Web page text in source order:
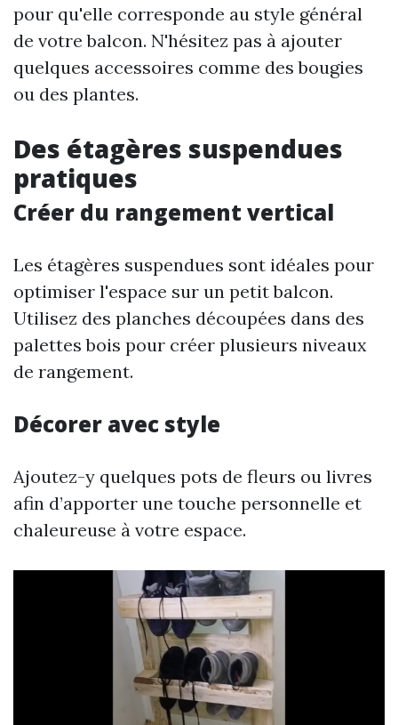
pour qu'elle corresponde au style général
de votre balcon. N'hésitez pas à ajouter
quelques accessoires comme des bougies
ou des plantes.
Des étagères suspendues
pratiques
Créer du rangement vertical
Les étagères suspendues sont idéales pour
optimiser l'espace sur un petit balcon.
Utilisez des planches découpées dans des
palettes bois pour créer plusieurs niveaux
de rangement.
Décorer avec style
Ajoutez-y quelques pots de fleurs ou livres
afin d’apporter une touche personnelle et
chaleureuse à votre espace.